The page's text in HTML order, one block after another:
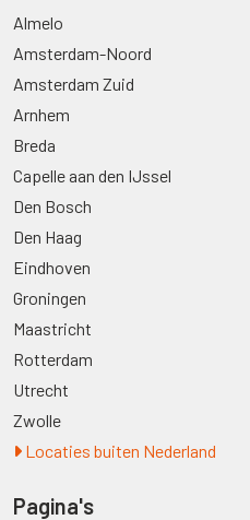
Almelo
Amsterdam-Noord
Amsterdam Zuid
Arnhem
Breda
Capelle aan den IJssel
Den Bosch
Den Haag
Eindhoven
Groningen
Maastricht
Rotterdam
Utrecht
Zwolle
Locaties buiten Nederland
Pagina's